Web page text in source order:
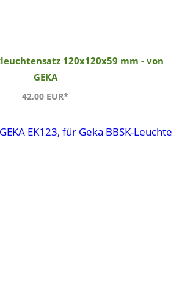
120x120x59 mm - von
GEKA
42,00 EUR*